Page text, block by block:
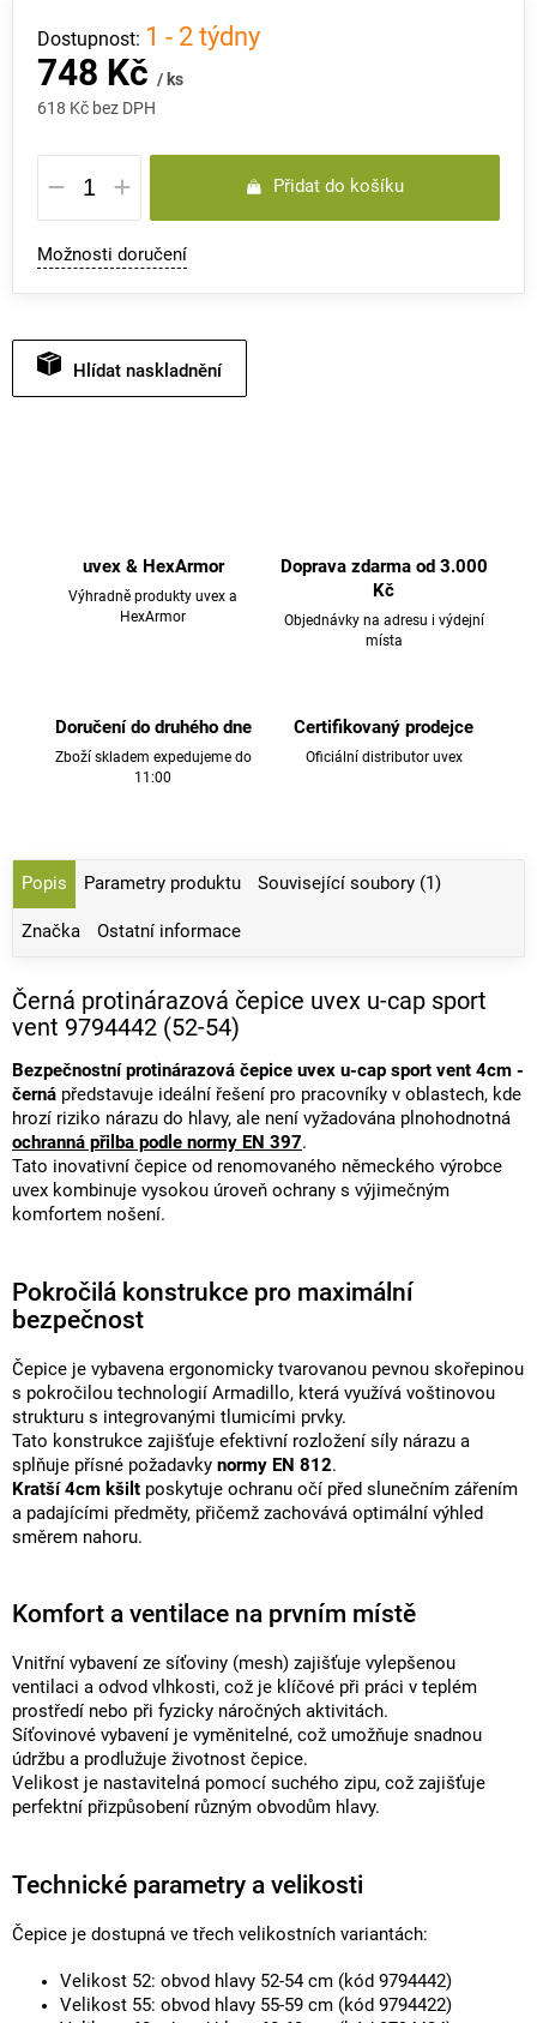
748 Kč / ks
618 Kč bez DPH
Měrná
cena:
1 - 2 týdny
Přidat do košíku
Možnosti doručení
Hlídat
uvex & HexArmor
Výhradně produkty uvex a
HexArmor
Doprava zdarma od 3.000
Kč
Objednávky na adresu i výdejní
místa
Doručení do druhého dne
Zboží skladem expedujeme do
11:00
Certifikovaný prodejce
Oficiální distributor uvex
Popis Parametry produktu Související soubory (1)
Značka Ostatní informace
Černá protinárazová čepice uvex u-cap sport
vent 9794442 (52-54)
Bezpečnostní protinárazová čepice uvex u-cap sport vent 4cm -
černá představuje ideální řešení pro pracovníky v oblastech, kde
hrozí riziko nárazu do hlavy, ale není vyžadována plnohodnotná
ochranná přilba podle normy EN 397.
Tato inovativní čepice od renomovaného německého výrobce
uvex kombinuje vysokou úroveň ochrany s výjimečným
komfortem nošení.
Pokročilá konstrukce pro maximální
bezpečnost
Čepice je vybavena ergonomicky tvarovanou pevnou skořepinou
s pokročilou technologií Armadillo, která využívá voštinovou
strukturu s integrovanými tlumicími prvky.
Tato konstrukce zajišťuje efektivní rozložení síly nárazu a
splňuje přísné požadavky normy EN 812.
Kratší 4cm kšilt poskytuje ochranu očí před slunečním zářením
a padajícími předměty, přičemž zachovává optimální výhled
směrem nahoru.
Komfort a ventilace na prvním místě
Vnitřní vybavení ze síťoviny (mesh) zajišťuje vylepšenou
ventilaci a odvod vlhkosti, což je klíčové při práci v teplém
prostředí nebo při fyzicky náročných aktivitách.
Síťovinové vybavení je vyměnitelné, což umožňuje snadnou
údržbu a prodlužuje životnost čepice.
Velikost je nastavitelná pomocí suchého zipu, což zajišťuje
perfektní přizpůsobení různým obvodům hlavy.
Technické parametry a velikosti
Čepice je dostupná ve třech velikostních variantách:
Velikost 52: obvod hlavy 52-54 cm (kód 9794442)
Velikost 55: obvod hlavy 55-59 cm (kód 9794422)